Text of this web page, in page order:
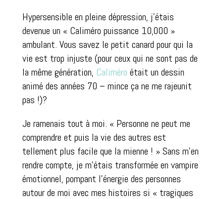
Hypersensible en pleine dépression, j’étais
devenue un « Caliméro puissance 10,000 »
ambulant. Vous savez le petit canard pour qui la
vie est trop injuste (pour ceux qui ne sont pas de
la même génération, Caliméro était un dessin
animé des années 70 – mince ça ne me rajeunit
pas !)?
Je ramenais tout à moi. « Personne ne peut me
comprendre et puis la vie des autres est
tellement plus facile que la mienne ! » Sans m’en
rendre compte, je m’étais transformée en vampire
émotionnel, pompant l’énergie des personnes
autour de moi avec mes histoires si « tragiques